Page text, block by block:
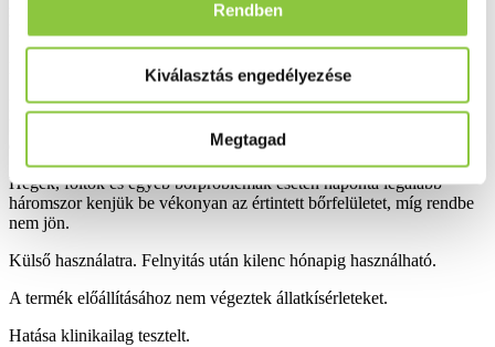
Rendben
Kiválasztás engedélyezése
Megtagad
részvételével, 28 napon át a Helix Active regeneráló arckrém napi
kétszeri használata alapján.
Naponta kétszer, reggel és este, alapos bőrtisztítás után finom
dekoltázson. A krém használata után öt perccel már sminkelhetünk.
Hegek, foltok és egyéb bőrproblémák esetén naponta legalább
háromszor kenjük be vékonyan az értintett bőrfelületet, míg rendbe
nem jön.
Külső használatra. Felnyitás után kilenc hónapig használható.
A termék előállításához nem végeztek állatkísérleteket.
Hatása klinikailag tesztelt.